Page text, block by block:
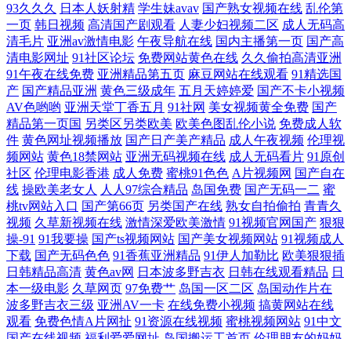
栗影院网 婷婷她六月天最新 伊人综合色网 欧美激情中文在线观看 超碰人
人操人人妻 偷自国产 精品综合一级视频 91免费在线看 日韩精品成人亚洲
毛 国产视频亚洲专 伊人色资源 欧美精品再现 超碰在线免费97 午夜大香蕉
AV 精品视频国产免费 91网站在线免费观看 日韩欧美另类精品在线 国产强
奷伦奷片 在线观看人成视频免费 青草人人妻人人 国产白浆高潮流水 亚洲
视频国产视频 免费看涩涩视频网 波多野衣五级片 无遮无挡爽爽免费视频
激情亚洲专区日韩 99狼友 深夜福利在线91 韩日性爱网站 最新上传国产色
日本另类人妖 国产精品亚洲网红主播 又爽又黄的三级视频 茄子ap 粉嫩虎
白女流水白浆在线播放 亚洲欧洲日本日本国产综在线看 女人的天堂网 动
93久久久
日本人妖射精 学生妹avav 国产熟女视频在线 乱伦第
一页 韩日视频 高清国产剧观看 人妻少妇视频二区 成人无码高
清毛片 亚洲av激情电影 午夜导航在线 国内主播第一页 国产高
清电影网址 91社区论坛 免费网站黄色在线 久久偷拍高清亚洲
91午夜在线免费 亚洲精品第五页 麻豆网站在线观看 91精选国
产 国产精品亚洲 黄色三级成年 五月天婷婷爱 国产不卡小视频
AV色哟哟 亚洲天堂丁香五月 91社网 美女视频黄全免费 国产
精品第一页国 另类区另类欧美 欧美色图乱伦小说 免费成人软
件 黄色网址视频播放 国产日产美产精品 成人午夜视频 伦理视
频网站 黄色18禁网站 亚洲无码视频在线 成人无码看片 91原创
社区 伦理电影香港 成人免费 蜜桃91色色 A片视频网 国产自在
线 操欧美老女人 人人97综合精品 岛国免费 国产无码一二 蜜
桃tv网站入口 国产第66页 另类国产在线 熟女自拍偷拍 青青久
视频 久草新视频在线 激情深爱欧美激情 91视频官网国产 狠狠
操-91 91我要操 国产ts视频网站 国产美女视频网站 91视频成人
下载 国产无码色色 91香蕉亚洲精品 91伊人加勒比 欧美狠狠插
日韩精品高清 黄色av网 日本波多野吉衣 日韩在线观看精品 日
本一级电影 久草网页 97免费艹 岛国一区二区 岛国动作片在
波多野吉衣三级 亚洲AV一卡 在线免费小视频 搞黄网站在线
观看 免费色情A片网扯 91资源在线视频 蜜桃视频网站 91中文